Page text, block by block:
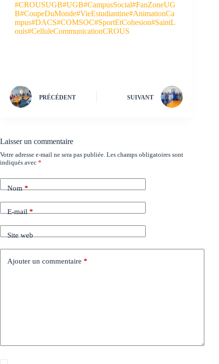
#CROUSUGB#UGB#CampusSocial#FanZoneUG
B#CoupeDuMonde#VieEstudiantine#AnimationCa
mpus#DACS#COMSOC#SportEtCohesion#SaintL
ouis#CelluleCommunicationCROUS
PRÉCÉDENT SUIVANT
Laisser un commentaire
Votre adresse e-mail ne sera pas publiée. Les champs obligatoires sont
indiqués avec *
Nom*
E-mail*
Site web
Ajouter un commentaire *